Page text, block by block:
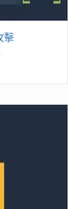
擊